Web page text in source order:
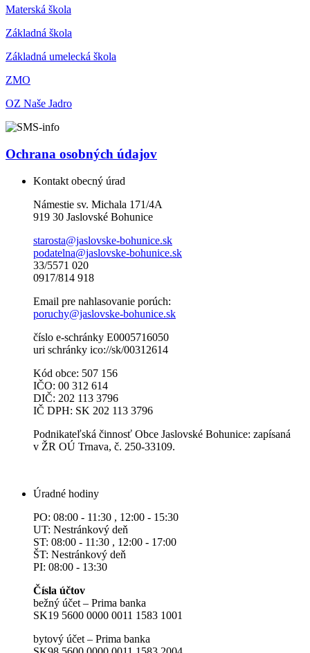
Materská škola
Základná škola
Základná umelecká škola
ZMO
OZ Naše Jadro
Ochrana osobných údajov
Kontakt obecný úrad
Námestie sv. Michala 171/4A
919 30 Jaslovské Bohunice
starosta@jaslovske-bohunice.sk
podatelna@jaslovske-bohunice.sk
33/5571 020
0917/814 918
Email pre nahlasovanie porúch:
poruchy@jaslovske-bohunice.sk
číslo e-schránky E0005716050
uri schránky ico://sk/00312614
Kód obce: 507 156
IČO: 00 312 614
DIČ: 202 113 3796
IČ DPH: SK 202 113 3796
Podnikateľská činnosť Obce Jaslovské Bohunice: zapísaná
v ŽR OÚ Trnava, č. 250-33109.
Úradné hodiny
PO: 08:00 - 11:30 , 12:00 - 15:30
UT: Nestránkový deň
ST: 08:00 - 11:30 , 12:00 - 17:00
ŠT: Nestránkový deň
PI: 08:00 - 13:30
Čísla účtov
bežný účet – Prima banka
SK19 5600 0000 0011 1583 1001
bytový účet – Prima banka